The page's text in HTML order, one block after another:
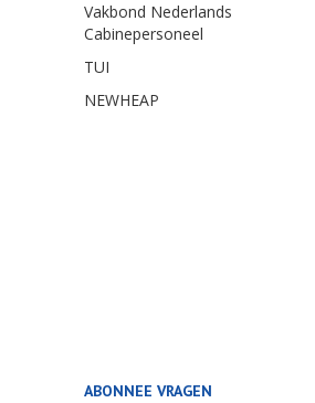
Vakbond Nederlands
Cabinepersoneel
TUI
NEWHEAP
ABONNEE VRAGEN